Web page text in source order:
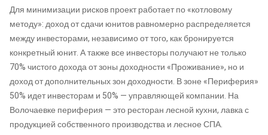
Для минимизации рисков проект работает по «котловому
методу»: доход от сдачи юнитов равномерно распределяется
между инвесторами, независимо от того, как бронируется
конкретный юнит. А также все инвесторы получают не только
70% чистого дохода от зоны доходности «Проживание», но и
доход от дополнительных зон доходности. В зоне «Периферия»
50% идет инвесторам и 50% — управляющей компании. На
Волочаевке периферия — это ресторан лесной кухни, лавка с
продукцией собственного производства и лесное СПА.